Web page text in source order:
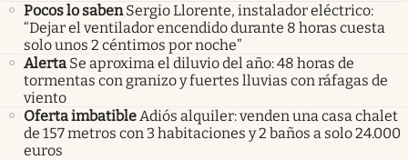
Pocos lo saben Sergio Llorente, instalador eléctrico:
“Dejar el ventilador encendido durante 8 horas cuesta
solo unos 2 céntimos por noche”
Alerta Se aproxima el diluvio del año: 48 horas de
tormentas con granizo y fuertes lluvias con ráfagas de
viento
Oferta imbatibleAdiós alquiler: venden una casa chalet
de 157 metros con 3 habitaciones y 2 baños a solo 24.000
euros